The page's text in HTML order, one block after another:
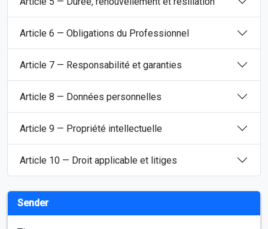
Article 6 — Obligations du Professionnel
Article 7 — Responsabilité et garanties
Article 8 — Données personnelles
Article 9 — Propriété intellectuelle
Article 10 — Droit applicable et litiges
Sender